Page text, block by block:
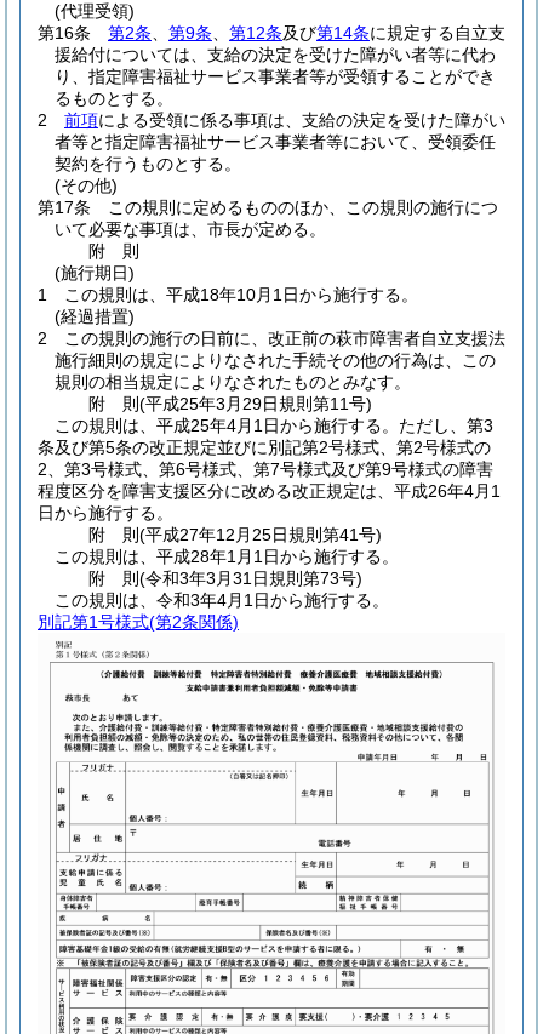
(代理受領)
第16条
第2条 第9条 第12条及び第14条に規定する自立支
援給付については、支給の決定を受けた障がい者等に代わ
り、指定障害福祉サービス事業者等が受領することができ
るものとする。
2
前項による受領に係る事項は、支給の決定を受けた障がい
者等と指定障害福祉サービス事業者等において、受領委任
契約を行うものとする。
(その他)
第17条
この規則に定めるもののほか、この規則の施行につ
いて必要な事項は、市長が定める。
附 則
(施行期日)
1
この規則は、平成18年10月1日から施行する。
(経過措置)
2
この規則の施行の日前に、改正前の萩市障害者自立支援法
施行細則の規定によりなされた手続その他の行為は、この
規則の相当規定によりなされたものとみなす。
附 則(平成25年3月29日規則第11号)
この規則は、平成25年4月1日から施行する。 ただし、第3
条及び第5条の改正規定並びに別記第2号様式、第2号様式の
2、第3号様式、第6号様式、第7号様式及び第9号様式の障害
程度区分を障害支援区分に改める改正規定は、平成26年4月1
日から施行する。
附 則(平成27年12月25日規則第41号)
この規則は、平成28年1月1日から施行する。
附 則(令和3年3月31日規則第73号)
この規則は、令和3年4月1日から施行する。
別記第1号様式(第2条関係)